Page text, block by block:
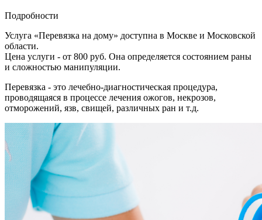
Подробности
Услуга «Перевязка на дому» доступна в Москве и Московской
области.
Цена услуги - от 800 руб. Она определяется состоянием раны
и сложностью манипуляции.
Перевязка - это лечебно-диагностическая процедура,
проводящаяся в процессе лечения ожогов, некрозов,
отморожений, язв, свищей, различных ран и т.д.